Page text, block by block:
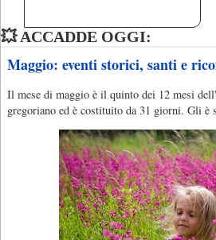
💥 ACCADDE OGGI:
Maggio: eventi storici, santi e
Il mese di maggio è il quinto dei 12 mesi
gregoriano ed è costituito da 31 giorni. Gli è